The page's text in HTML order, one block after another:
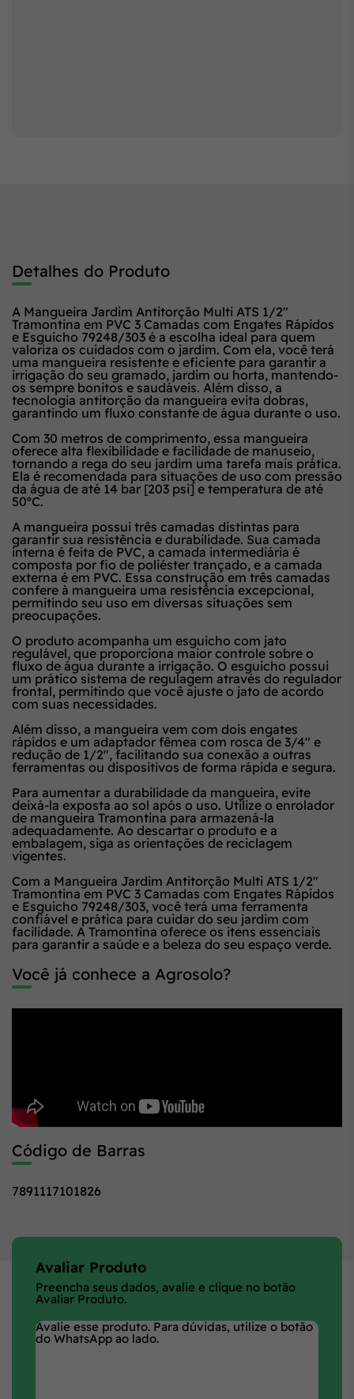
Detalhes do Produto
A Mangueira Jardim Antitorção Multi ATS 1/2"
Tramontina em PVC 3 Camadas com Engates Rápidos
e Esguicho 79248/303 é a escolha ideal para quem
valoriza os cuidados com o jardim. Com ela, você terá
uma mangueira resistente e eficiente para garantir a
irrigação do seu gramado, jardim ou horta, mantendo-
os sempre bonitos e saudáveis. Além disso, a
tecnologia antitorção da mangueira evita dobras,
garantindo um fluxo constante de água durante o uso.
Com 30 metros de comprimento, essa mangueira
oferece alta flexibilidade e facilidade de manuseio,
tornando a rega do seu jardim uma tarefa mais prática.
Ela é recomendada para situações de uso com pressão
da água de até 14 bar [203 psi] e temperatura de até
50ºC.
A mangueira possui três camadas distintas para
garantir sua resistência e durabilidade. Sua camada
interna é feita de PVC, a camada intermediária é
composta por fio de poliéster trançado, e a camada
externa é em PVC. Essa construção em três camadas
confere à mangueira uma resistência excepcional,
permitindo seu uso em diversas situações sem
preocupações.
O produto acompanha um esguicho com jato
regulável, que proporciona maior controle sobre o
fluxo de água durante a irrigação. O esguicho possui
um prático sistema de regulagem através do regulador
frontal, permitindo que você ajuste o jato de acordo
com suas necessidades.
Além disso, a mangueira vem com dois engates
rápidos e um adaptador fêmea com rosca de 3/4" e
redução de 1/2", facilitando sua conexão a outras
ferramentas ou dispositivos de forma rápida e segura.
Para aumentar a durabilidade da mangueira, evite
deixá-la exposta ao sol após o uso. Utilize o enrolador
de mangueira Tramontina para armazená-la
adequadamente. Ao descartar o produto e a
embalagem, siga as orientações de reciclagem
vigentes.
Com a Mangueira Jardim Antitorção Multi ATS 1/2"
Tramontina em PVC 3 Camadas com Engates Rápidos
e Esguicho 79248/303, você terá uma ferramenta
confiável e prática para cuidar do seu jardim com
facilidade. A Tramontina oferece os itens essenciais
para garantir a saúde e a beleza do seu espaço verde.
Você já conhece a Agrosolo?
Código de Barras
7891117101826
Avaliar Produto
Preencha seus dados, avalie e clique no botão
Avaliar Produto.